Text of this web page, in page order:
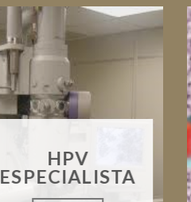
HPV
ESPECIALISTA